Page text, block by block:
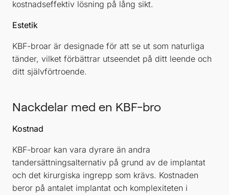
kostnadseffektiv lösning på lång sikt.
Estetik
KBF-broar är designade för att se ut som naturliga
tänder, vilket förbättrar utseendet på ditt leende och
ditt självförtroende.
Nackdelar med en KBF-bro
Kostnad
KBF-broar kan vara dyrare än andra
tandersättningsalternativ på grund av de implantat
och det kirurgiska ingrepp som krävs. Kostnaden
beror på antalet implantat och komplexiteten i